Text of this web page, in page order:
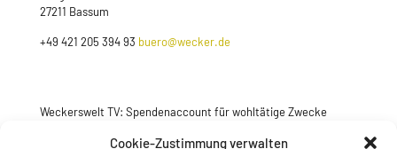
Cookie-Zustimmung verwalten
27211 Bassum
+49 421 205 394 93 buero@wecker.de
Weckerswelt TV: Spendenaccount für wohltätige Zwecke
Jetzt spenden